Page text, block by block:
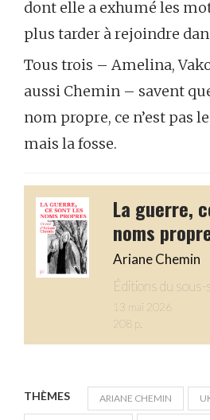
dont elle a exhumé les
plus tarder à rejoindre
Tous trois – Amelina,
aussi Chemin – savent
nom propre, ce n’est pas
mais la fosse.
La guerre,
noms
Ariane Chemin
Éditions du sous-
13 mai 2026
208 p.
THÈMES ARIANE CHEMIN